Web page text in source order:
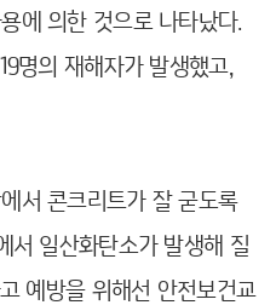
에 의한 것으로 나타났다.
명의 재해자가 발생했고,
서 콘크리트가 잘 굳도록
서 일산화탄소가 발생해 질
예방을 위해선 안전보건교